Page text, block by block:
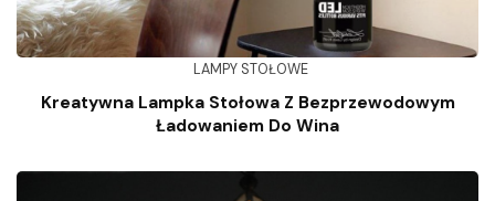
LAMPY STOŁOWE
Kreatywna Lampka Stołowa Z Bezprzewodowym
Ładowaniem Do Wina